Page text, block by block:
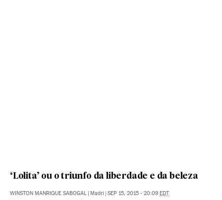
‘Lolita’ ou o triunfo da liberdade e da beleza
WINSTON MANRIQUE SABOGAL | Madri | SEP 15, 2015 - 20:09 EDT